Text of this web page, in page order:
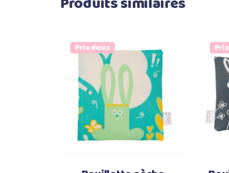
Prix doux
Ajouter au panier